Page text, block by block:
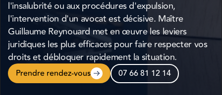
l'insalubrité ou aux procédures d'expulsion,
l'intervention d'un avocat est décisive. Maître
Guillaume Reynouard met en œuvre les leviers
juridiques les plus efficaces pour faire respecter vos
droits et débloquer rapidement la situation.
Prendre rendez-vous 07 66 81 12 14